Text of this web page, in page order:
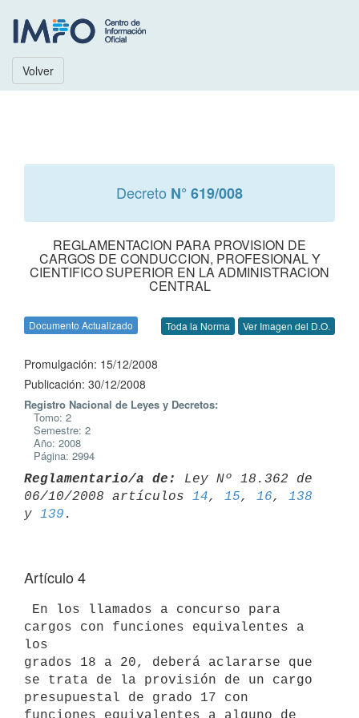
Volver
Decreto N° 619/008
REGLAMENTACION PARA PROVISION DE
CARGOS DE CONDUCCION, PROFESIONAL Y
CIENTIFICO SUPERIOR EN LA ADMINISTRACION
CENTRAL
Documento Actualizado Toda la Norma Ver Imagen del D.O.
Promulgación: 15/12/2008
Publicación: 30/12/2008
Registro Nacional de Leyes y Decretos:
Tomo: 2
Semestre: 2
Año: 2008
Página: 2994
Reglamentario/a de:
Ley Nº 18.362 de
06/10/2008 artículos 14, 15, 16, 138
y 139
Artículo 4
cargos con funciones equivalentes a
los
grados 18 a 20, deberá aclararse que
se trata de la provisión de un cargo
presupuestal de grado 17 con